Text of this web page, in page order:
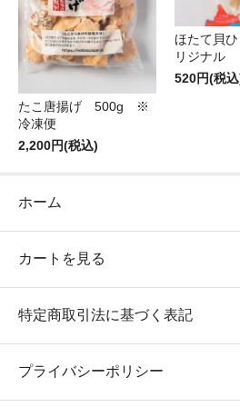
たこ唐揚げ 500g ※
冷凍便
2,200円(税込)
ほたて貝
リジナル
520円(税
ホーム
カートを見る
特定商取引法に基づく表記
プライバシーポリシー